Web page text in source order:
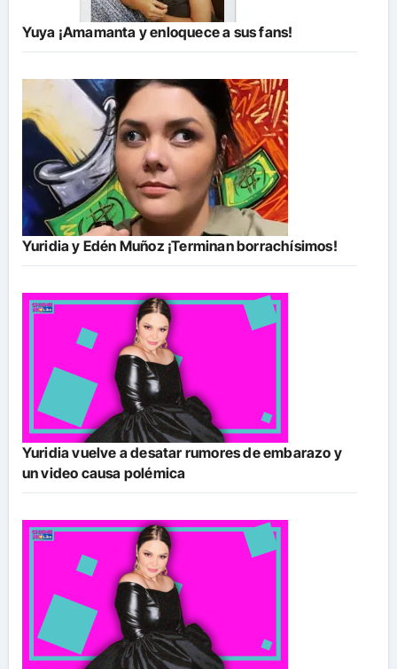
Yuya ¡Amamanta y enloquece a sus fans!
Yuridia y Edén Muñoz ¡Terminan borrachísimos!
Yuridia vuelve a desatar rumores de embarazo y
un video causa polémica